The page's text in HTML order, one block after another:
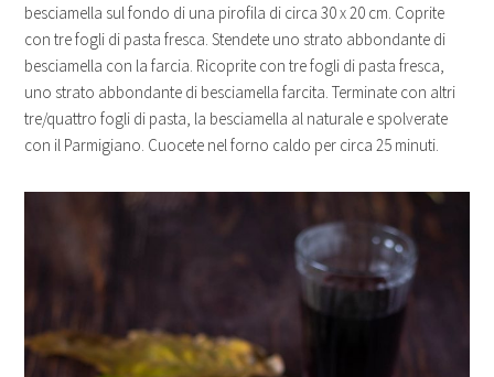
besciamella sul fondo di una pirofila di circa 30 x 20 cm. Coprite
con tre fogli di pasta fresca. Stendete uno strato abbondante di
besciamella con la farcia. Ricoprite con tre fogli di pasta fresca,
uno strato abbondante di besciamella farcita. Terminate con altri
tre/quattro fogli di pasta, la besciamella al naturale e spolverate
con il Parmigiano. Cuocete nel forno caldo per circa 25 minuti.